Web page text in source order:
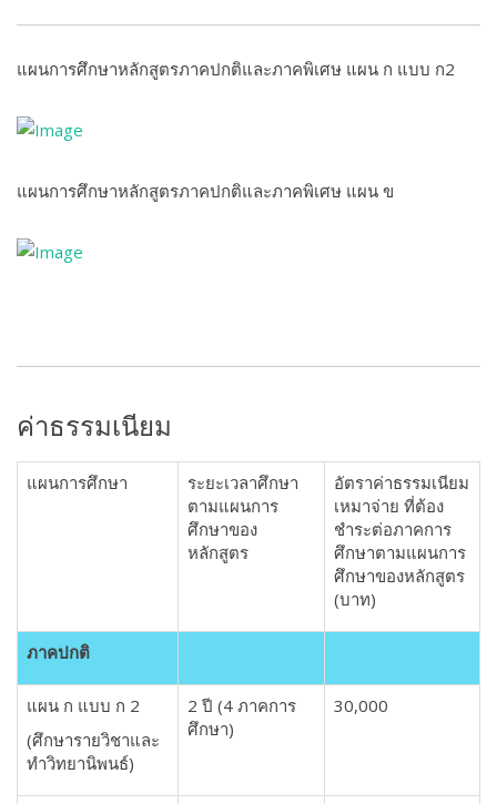
แผนการศึกษาหลักสูตรภาคปกติและภาคพิเศษ แผน ก แบบ ก2
แผนการศึกษาหลักสูตรภาคปกติและภาคพิเศษ แผน ข
ค่าธรรมเนียม
แผนการศึกษา
ระยะเวลาศึกษา
ตามแผนการ
ศึกษาของ
หลักสูตร
อัตราค่าธรรมเนียม
เหมาจ่าย ที่ต้อง
ชำระต่อภาคการ
ศึกษาตามแผนการ
ศึกษาของหลักสูตร
(บาท)
ภาคปกติ
แผน ก แบบ ก 2
(ศึกษารายวิชาและ
ทำวิทยานิพนธ์)
2 ปี (4 ภาคการ
ศึกษา)
30,000